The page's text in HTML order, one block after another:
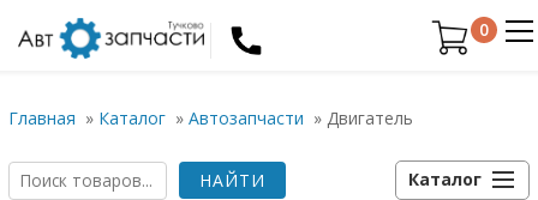
0
Главная » Каталог »Автозапчасти »Двигатель
Каталог